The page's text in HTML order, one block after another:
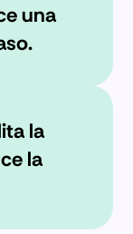
una
la
la